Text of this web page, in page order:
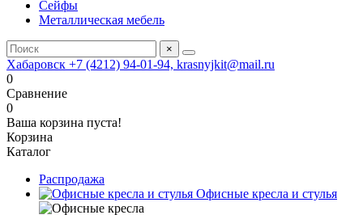
Сейфы
Металлическая мебель
×
Хабаровск +7 (4212) 94-01-94, krasnyjkit@mail.ru
0
Сравнение
0
Ваша корзина пуста!
Корзина
Каталог
Распродажа
Офисные кресла и стулья